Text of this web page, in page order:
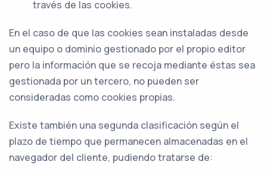
través de las cookies.
En el caso de que las cookies sean instaladas desde
un equipo o dominio gestionado por el propio editor
pero la información que se recoja mediante éstas sea
gestionada por un tercero, no pueden ser
consideradas como cookies propias.
Existe también una segunda clasificación según el
plazo de tiempo que permanecen almacenadas en el
navegador del cliente, pudiendo tratarse de: